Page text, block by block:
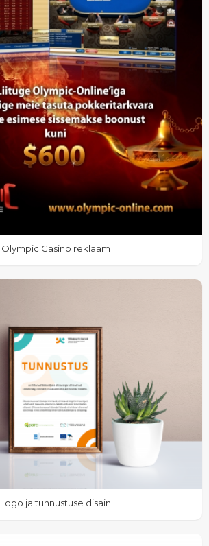
Olympic Casino reklaam
Logo ja tunnustuse disain